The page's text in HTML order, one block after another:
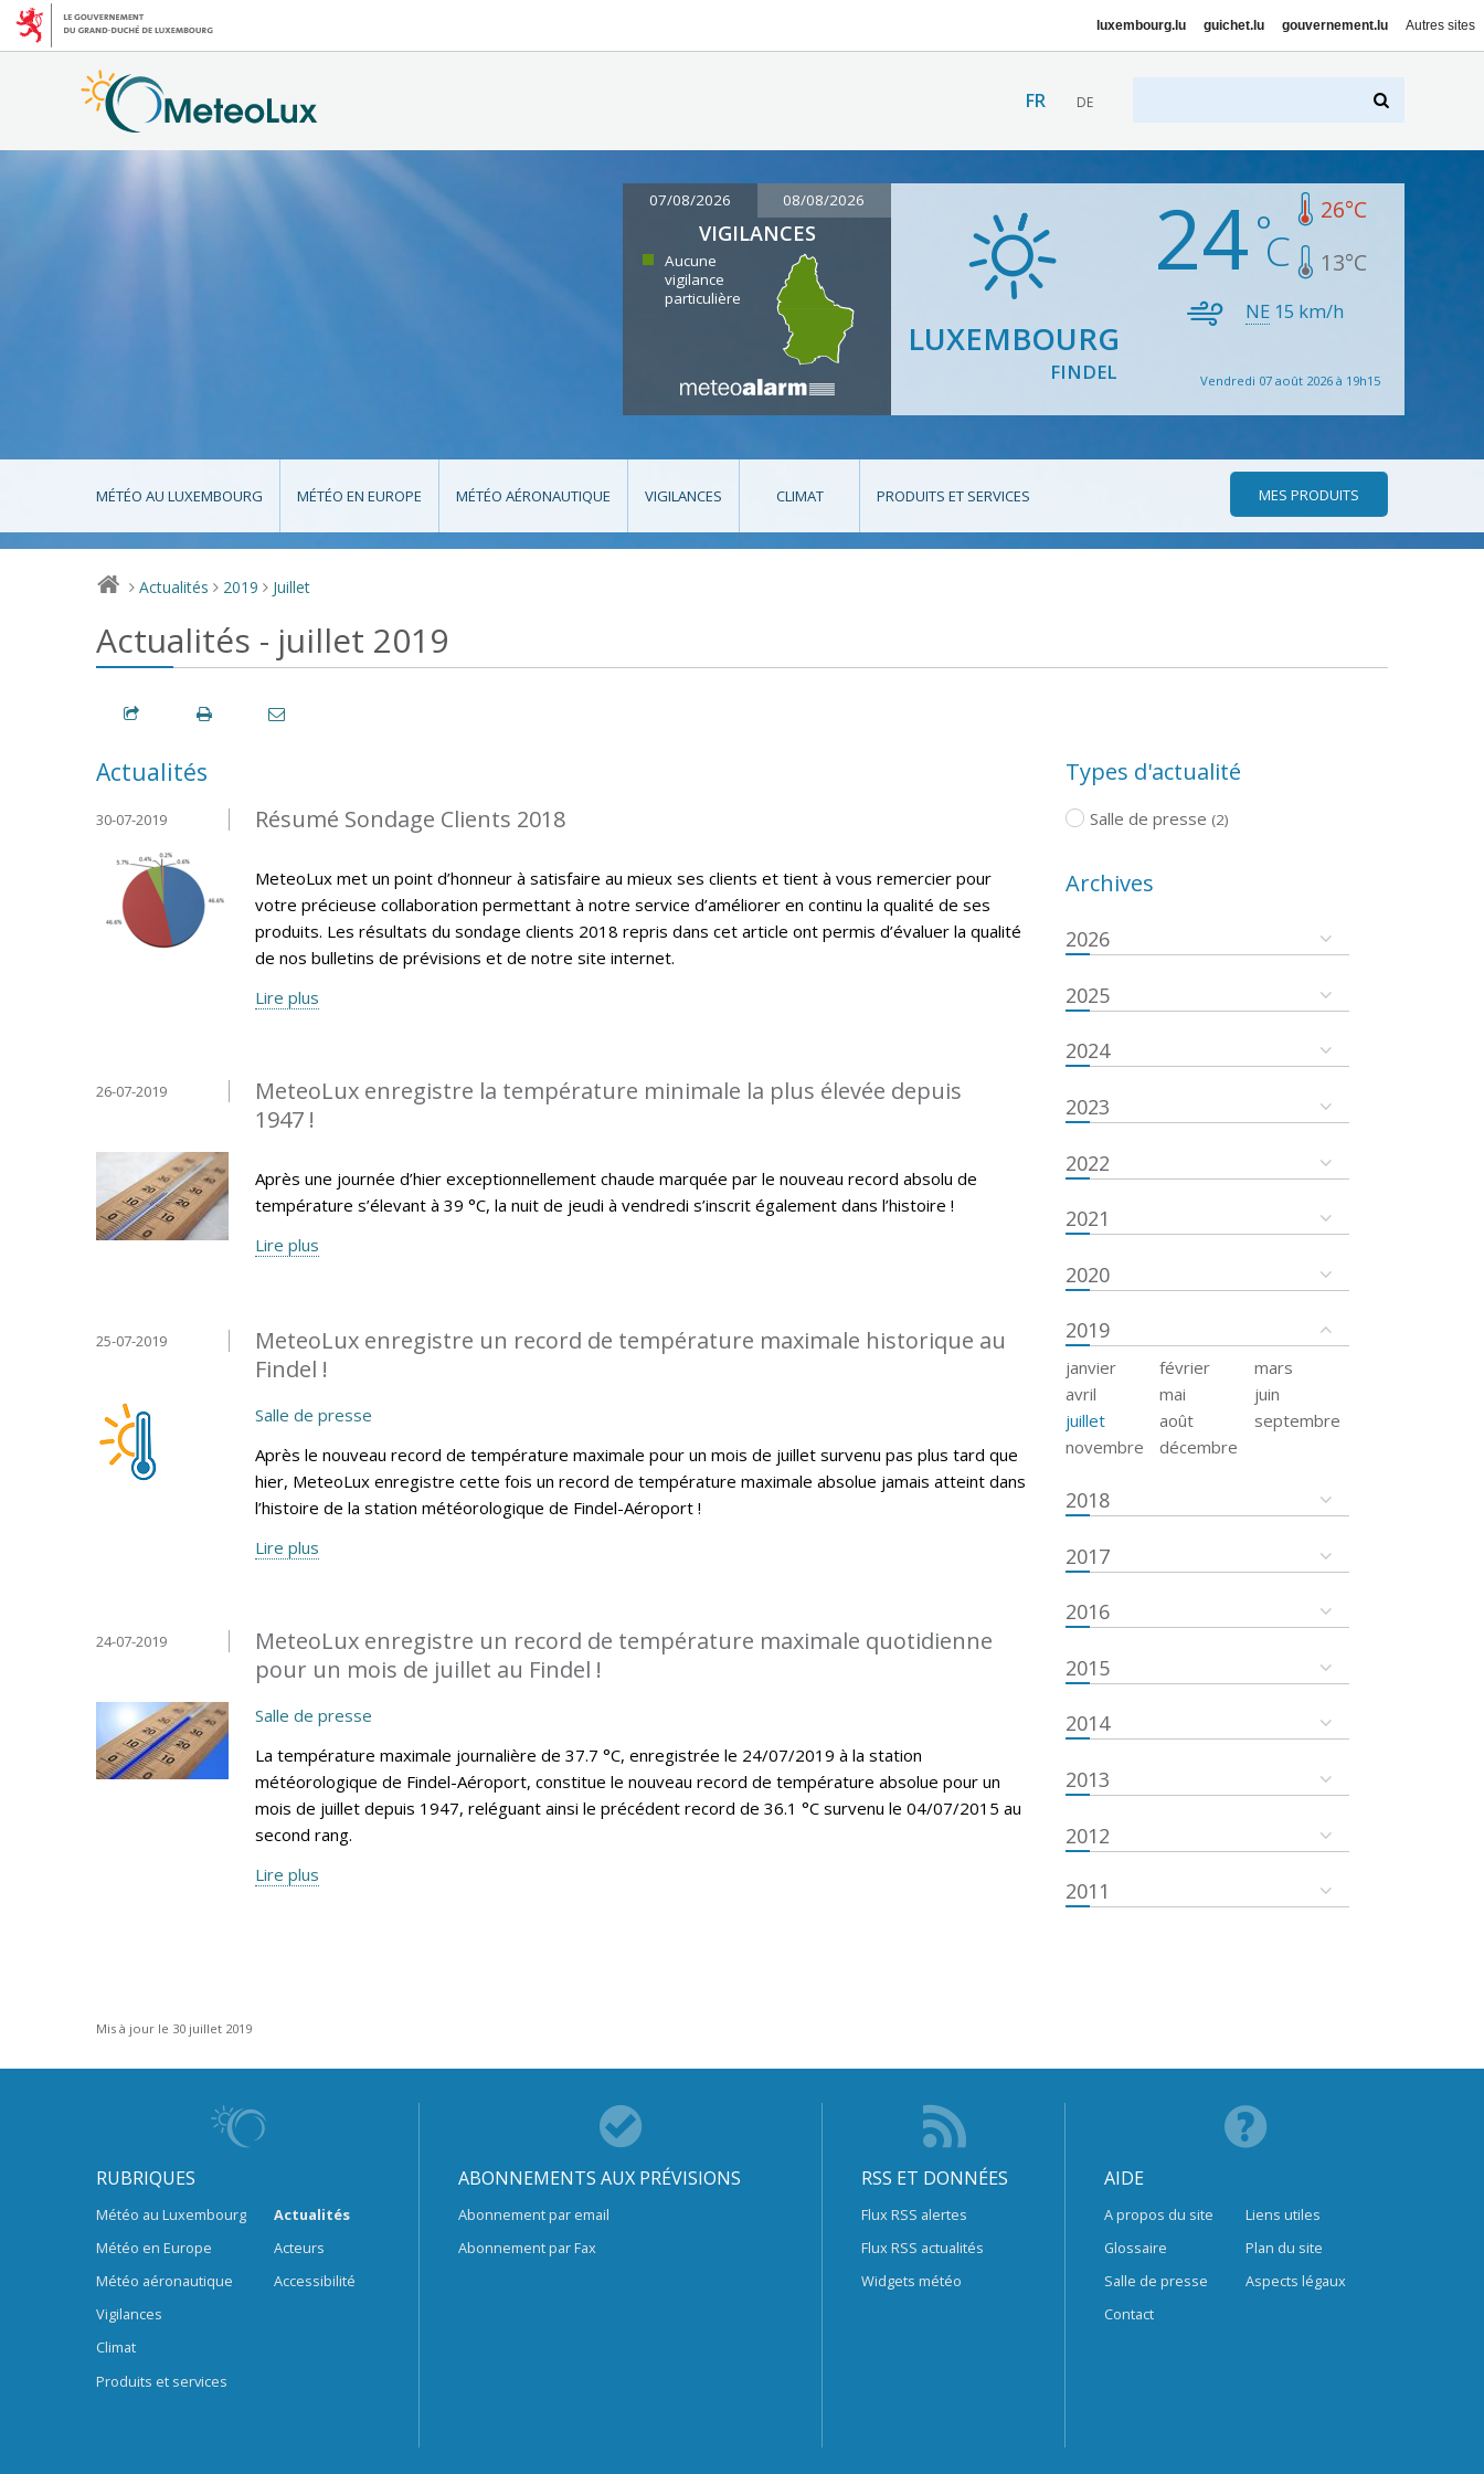
luxembourg.lu guichet.lu gouvernement.lu Autres sites
FR DE
07/08/2026 08/08/2026
VIGILANCES
Aucune
vigilance
particulière
LUXEMBOURG
FINDEL
24 26°C
13°C
NE 15 km/h
Vendredi 07 août 2026 à 19h15
MÉTÉO AU LUXEMBOURG MÉTÉO EN EUROPE MÉTÉO AÉRONAUTIQUE VIGILANCES CLIMAT PRODUITS ET SERVICES MES PRODUITS
> Actualités > 2019 > Juillet
Actualités - juillet 2019
Actualités
Résumé Sondage Clients 2018
30-07-2019
MeteoLux met un point d’honneur à satisfaire au mieux ses clients et tient à vous remercier pour
votre précieuse collaboration permettant à notre service d’améliorer en continu la qualité de ses
produits. Les résultats du sondage clients 2018 repris dans cet article ont permis d’évaluer la qualité
de nos bulletins de prévisions et de notre site internet.
Lire plus
MeteoLux enregistre la température minimale la plus élevée depuis
1947 !
26-07-2019
Après une journée d’hier exceptionnellement chaude marquée par le nouveau record absolu de
température s’élevant à 39 °C, la nuit de jeudi à vendredi s’inscrit également dans l’histoire !
Lire plus
MeteoLux enregistre un record de température maximale historique au
Findel !
25-07-2019
Salle de presse
Après le nouveau record de température maximale pour un mois de juillet survenu pas plus tard que
hier, MeteoLux enregistre cette fois un record de température maximale absolue jamais atteint dans
l’histoire de la station météorologique de Findel-Aéroport !
Lire plus
MeteoLux enregistre un record de température maximale quotidienne
pour un mois de juillet au Findel !
24-07-2019
Salle de presse
La température maximale journalière de 37.7 °C, enregistrée le 24/07/2019 à la station
météorologique de Findel-Aéroport, constitue le nouveau record de température absolue pour un
mois de juillet depuis 1947, reléguant ainsi le précédent record de 36.1 °C survenu le 04/07/2015 au
second rang.
Lire plus
Types d'actualité
Salle de presse (2)
Archives
2026
2025
2024
2023
2022
2021
2020
2019
janvier février
mars
avril
mai
juin
juillet
août
septembre
novembre
décembre
2018
2017
2016
2015
2014
2013
2012
2011
Mis à jour le 30 juillet 2019
RUBRIQUES
Météo au Luxembourg
Météo en Europe
Météo aéronautique
Vigilances
Climat
Produits et services
Actualités
Acteurs
Accessibilité
ABONNEMENTS AUX PRÉVISIONS
Abonnement par email
Abonnement par Fax
RSS ET DONNÉES
Flux RSS alertes
Flux RSS actualités
Widgets météo
AIDE
A propos du site
Glossaire
Salle de presse
Contact
Liens utiles
Plan du site
Aspects légaux